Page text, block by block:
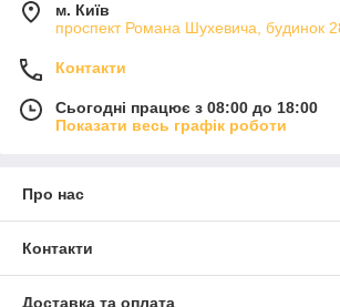
м. Київ
проспект Романа Шухевича, будинок
Контакти
Сьогодні працює з 08:00 до 18:00
Показати весь графік роботи
Про нас
Контакти
Доставка та оплата